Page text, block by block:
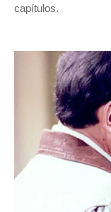
capítulos.